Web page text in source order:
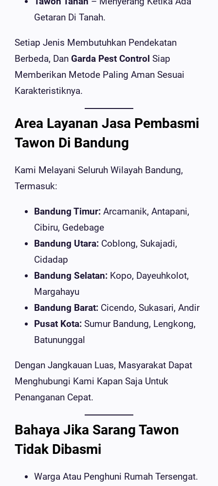
Getaran Di Tanah.
Setiap Jenis Membutuhkan Pendekatan
Berbeda, Dan Garda Pest Control Siap
Memberikan Metode Paling Aman Sesuai
Karakteristiknya.
Area Layanan Jasa Pembasmi
Tawon Di Bandung
Kami Melayani Seluruh Wilayah Bandung,
Termasuk:
Bandung Timur: Arcamanik, Antapani,
Cibiru, Gedebage
Bandung Utara: Coblong, Sukajadi,
Cidadap
Bandung Selatan: Kopo, Dayeuhkolot,
Margahayu
Bandung Barat: Cicendo, Sukasari, Andir
Pusat Kota: Sumur Bandung, Lengkong,
Batununggal
Dengan Jangkauan Luas, Masyarakat Dapat
Menghubungi Kami Kapan Saja Untuk
Penanganan Cepat.
Bahaya Jika Sarang Tawon
Tidak Dibasmi
Warga Atau Penghuni Rumah Tersengat.